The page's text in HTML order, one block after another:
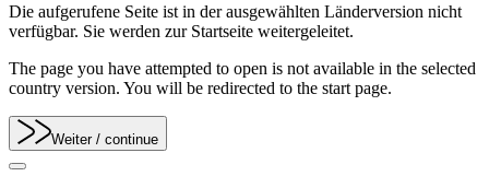
Die aufgerufene Seite ist in der ausgewählten Länderversion nicht
verfügbar. Sie werden zur Startseite weitergeleitet.
The page you have attempted to open is not available in the selected
country version. You will be redirected to the start page.
Weiter / continue